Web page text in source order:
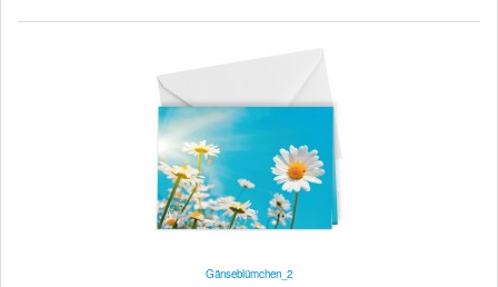
Gänseblümchen_2